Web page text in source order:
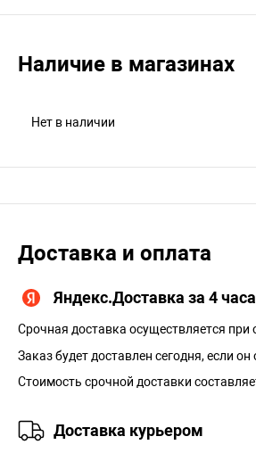
Наличие в магазинах
Нет в наличии
Доставка и оплата
Яндекс.Доставка за 4 часа
Срочная доставка осуществляется при
Заказ будет доставлен сегодня, если
Стоимость срочной доставки
Доставка курьером